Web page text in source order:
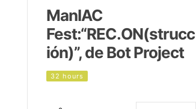
ManIAC
Fest:“REC.ON(strucc
ión)”, de Bot Project
32 hours